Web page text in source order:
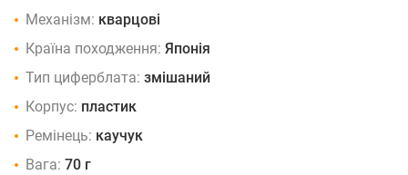
Механізм: кварцові
Країна походження: Японія
Тип циферблата: змішаний
Корпус: пластик
Ремінець: каучук
Вага: 70 г